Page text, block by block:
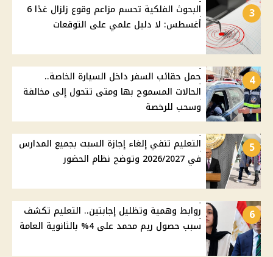
3
البحوث الفلكية تحسم مزاعم وقوع زلزال غدًا 6
أغسطس: لا دليل علمي على التوقعات
4
حمل حقائب السفر داخل السيارة الخاصة..
الحالات المسموح بها ومتى تتحول إلى مخالفة
وسحب للرخصة
5
التعليم تنفي إلغاء إجازة السبت بجميع المدارس
في 2026/2027 وتوضح نظام الحضور
6
روابط وهمية وتظليل إجابتين.. التعليم تكشف
سبب حصول ريم محمد على 4% بالثانوية العامة